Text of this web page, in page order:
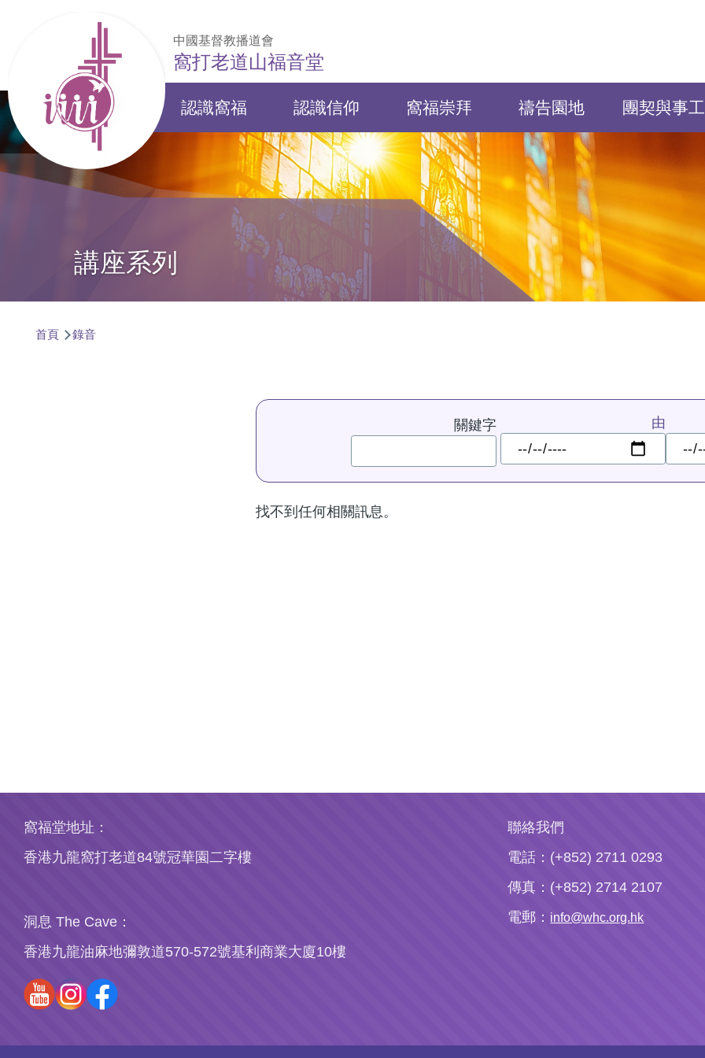
中國基督教播道會
窩打老道山福音堂
Main
navigation
認識窩福 認識信仰 窩福崇拜 禱告園地 團契與事工
講座系列
導
首頁 錄音
關鍵字
由
期
期
找不到任何相關訊息。
窩福堂地址：
香港九龍窩打老道84號冠華園二字樓
洞息 The Cave：
香港九龍油麻地彌敦道570-572號基利商業大廈10樓
聯絡我們
電話：(+852) 2711 0293
傳真：(+852) 2714 2107
電郵： info@whc.org.hk